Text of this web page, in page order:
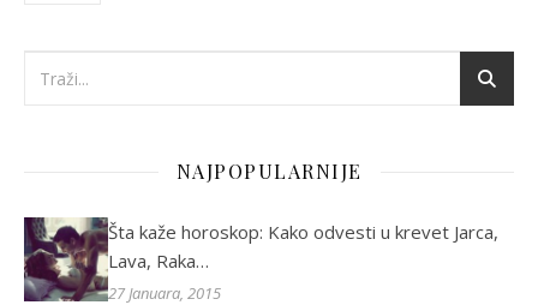
NAJPOPULARNIJE
Šta kaže horoskop: Kako odvesti u krevet Jarca,
Lava, Raka…
27 Januara, 2015